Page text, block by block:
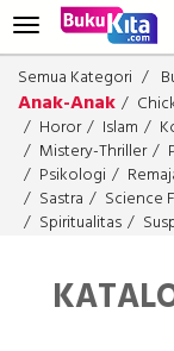
Semua Kategori
Anak-Anak
Horor
Islam
Mistery-Thriller
Psikologi
Sastra
Science
Spiritualitas